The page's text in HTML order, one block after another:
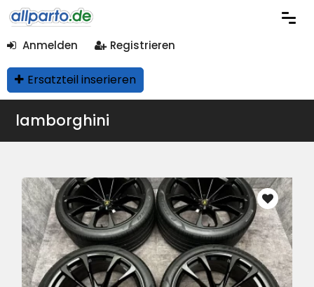
Anmelden Registrieren
Ersatzteil inserieren
lamborghini